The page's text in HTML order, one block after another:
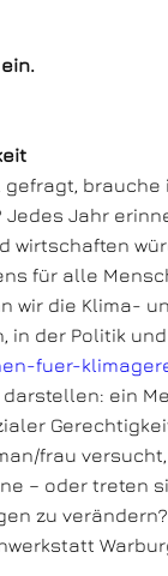
Jahr
für alle
wir die
der Politik
fuer-
ein
frau
– oder treten
zu verändern?